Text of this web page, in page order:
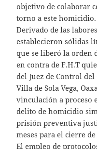
objetivo de colaborar
torno a este homicidio.
Derivado de las
establecieron sólidas
que se liberó la orden
en contra de F.H.T
del Juez de Control
Villa de Sola Vega,
vinculación a proceso
delito de homicidio
prisión preventiva
meses para el cierre
El empleo de